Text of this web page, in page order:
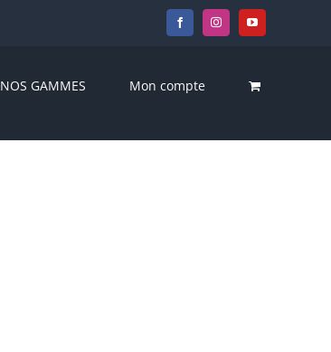
FacebookInstagramYouTube
NOS GAMMES Mon compte